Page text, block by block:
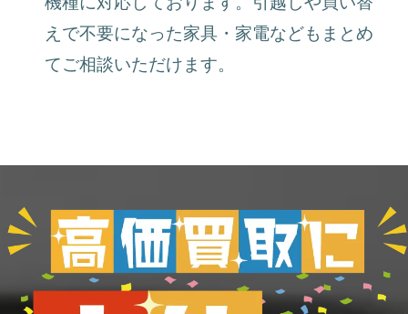
えで不要になった家具・家電などもまとめ
てご相談いただけます。